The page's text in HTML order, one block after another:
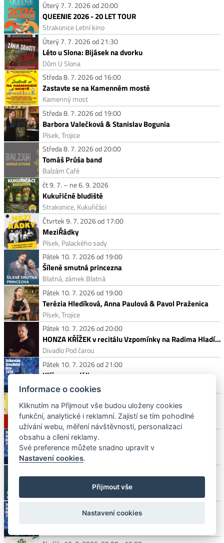
Úterý 7. 7. 2026 od 20:00
QUEENIE 2026 - 20 LET TOUR
Strakonice Letní kino
Úterý 7. 7. 2026 od 21:30
Léto u Slona: Bijásek na dvorku
Dům U Slona
Středa 8. 7. 2026 od 16:00
Zastavte se na Kamenném mostě
Kamenný most
Středa 8. 7. 2026 od 19:00
Barbora Valečková & Stanislav Bogunia
Písek, Trojice
Středa 8. 7. 2026 od 20:00
Tomáš Průša band
Balzám Café
čt 9. 7. – ne 6. 9. 2026
Kukuřičné bludiště
Strakonice, Kukuřičáci
Čtvrtek 9. 7. 2026 od 17:00
MeziŘádky
Písek, Palackého sady
Pátek 10. 7. 2026 od 19:00
Šíleně smutná princezna
Blatná, zámek Blatná
Pátek 10. 7. 2026 od 19:00
Terézia Hledíková, Anna Paulová & Pavol Praženica
Písek, Trojice
Pátek 10. 7. 2026 od 20:00
HONZA KŘÍŽEK v recitálu Vzpomínky na Radima Hladíka a Blue Effect
Divadlo Pod čarou
Pátek 10. 7. 2026 od 21:00
Klíče na neděli
Zvíkovské Podhradí, hrad Zvíkov
Sobota 11. 7. 2026 od 15:00
STRAKO BEATS FEST 2026
Strakonice, Panská zahrada
Sobota 11. 7. 2026 od 16:00
O mazané kovářce a čertu Matlafouskovi
hrad Zvíkov
Šíleně smutná princezna
Sobota 11. 7. 2026 od 21:00
Klíče na neděli
Informace o cookies
Kliknutím na Přijmout vše budou uloženy cookies
funkční, analytické i reklamní. Zajistí se tím pohodlné
užívání webu, měření návštěvnosti, personalizaci
obsahu a cílení reklamy.
Své preference můžete snadno upravit v
Nastavení cookies.
Přijmout vše
Nastavení cookies